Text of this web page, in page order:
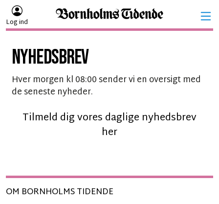
Log ind
NYHEDSBREV
Hver morgen kl 08:00 sender vi en oversigt med
de seneste nyheder.
Tilmeld dig vores daglige nyhedsbrev
her
OM BORNHOLMS TIDENDE